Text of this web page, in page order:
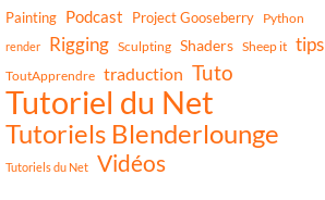
Painting Podcast Project Gooseberry Python
render Rigging Sculpting Shaders Sheep it tips
ToutApprendre traduction Tuto
Tutoriel du Net
Tutoriels Blenderlounge
Tutoriels du Net Vidéos